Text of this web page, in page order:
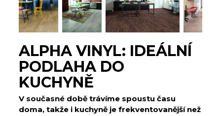
ALPHA VINYL: IDEÁLNÍ
PODLAHA DO
KUCHYNĚ
V současné době trávíme spoustu času
doma, takže i kuchyně je frekventovanější než